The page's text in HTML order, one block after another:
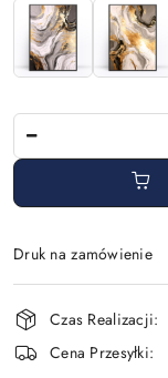
Druk na zamówienie
Dostępność
i
dostawa
Czas Realizacji:
Cena Przesyłki: